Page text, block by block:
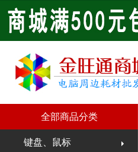
全部商品分类
键盘、鼠标